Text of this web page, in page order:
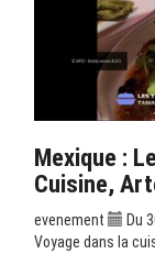
Mexique :
Cuisine,
evenement
Du
Voyage dans la